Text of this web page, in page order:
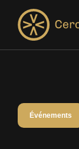
Événements